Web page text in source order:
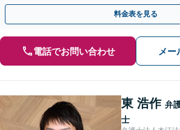
求や家賃増額など、賃貸に関するお困りごとは
料金表を見る
電話でお問い合わせ メー
東 浩作 弁
士